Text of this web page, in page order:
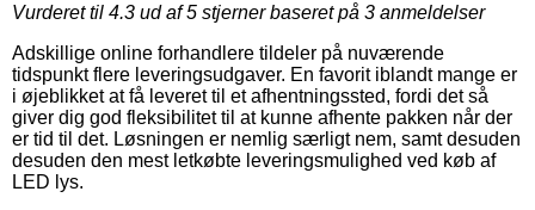
Vurderet til 4.3 ud af 5 stjerner baseret på 3 anmeldelser
Adskillige online forhandlere tildeler på nuværende
tidspunkt flere leveringsudgaver. En favorit iblandt mange er
i øjeblikket at få leveret til et afhentningssted, fordi det så
giver dig god fleksibilitet til at kunne afhente pakken når der
er tid til det. Løsningen er nemlig særligt nem, samt desuden
desuden den mest letkøbte leveringsmulighed ved køb af
LED lys.